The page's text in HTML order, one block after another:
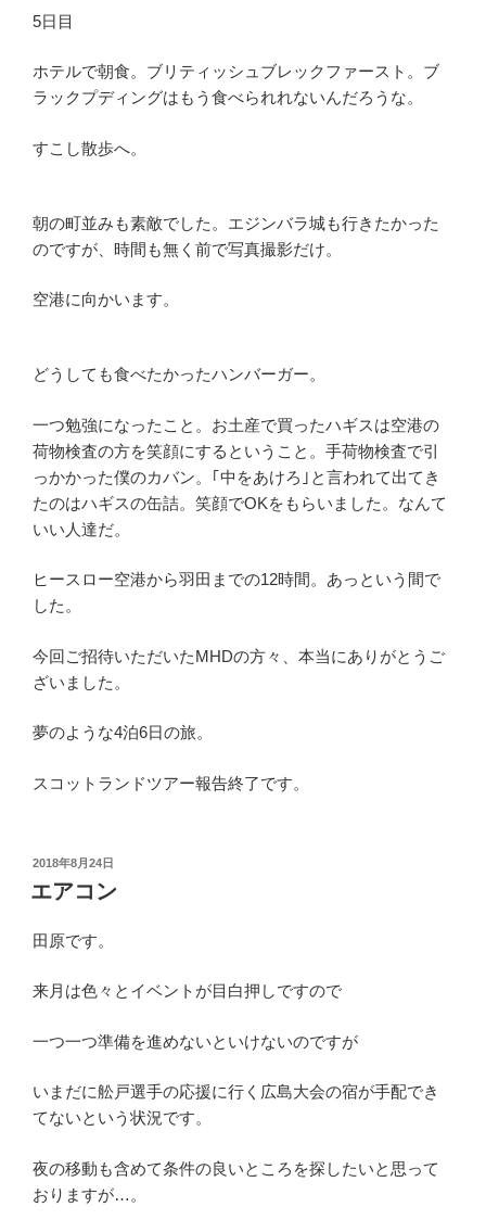
5日目
ホテルで朝食。ブリティッシュブレックファースト。ブ
ラックプディングはもう食べられれないんだろうな。
すこし散歩へ。
朝の町並みも素敵でした。エジンバラ城も行きたかった
のですが、時間も無く前で写真撮影だけ。
空港に向かいます。
どうしても食べたかったハンバーガー。
一つ勉強になったこと。お土産で買ったハギスは空港の
荷物検査の方を笑顔にするということ。手荷物検査で引
っかかった僕のカバン。｢中をあけろ｣と言われて出てき
たのはハギスの缶詰。笑顔でOKをもらいました。なんて
いい人達だ。
ヒースロー空港から羽田までの12時間。あっという間で
した。
今回ご招待いただいたMHDの方々、本当にありがとうご
ざいました。
夢のような4泊6日の旅。
スコットランドツアー報告終了です。
投
日:
2018年8月24日
エアコン
田原です。
来月は色々とイベントが目白押しですので
一つ一つ準備を進めないといけないのですが
いまだに舩戸選手の応援に行く広島大会の宿が手配でき
てないという状況です。
夜の移動も含めて条件の良いところを探したいと思って
おりますが…。